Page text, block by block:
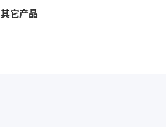
其它产品